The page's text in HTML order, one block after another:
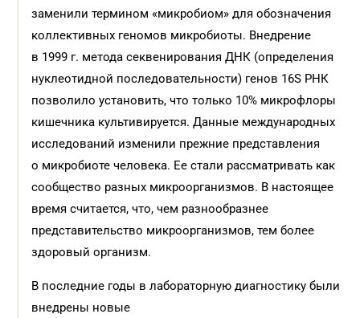
заменили термином «микробиом» для обозначения
коллективных геномов микробиоты. Внедрение
в 1999 г. метода секвенирования ДНК (определения
нуклеотидной последовательности) генов 16S РНК
позволило установить, что только 10% микрофлоры
кишечника культивируется. Данные международных
исследований изменили прежние представления
о микробиоте человека. Ее стали рассматривать как
сообщество разных микроорганизмов. В настоящее
время считается, что, чем разнообразнее
представительство микроорганизмов, тем более
здоровый организм.
В последние годы в лабораторную диагностику были
внедрены новые